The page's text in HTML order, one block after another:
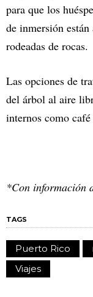
para que los
de inmersión
rodeadas de rocas.
Las opciones de
del árbol al aire
internos como
*Con información
TAGS
Puerto Rico
Viajes